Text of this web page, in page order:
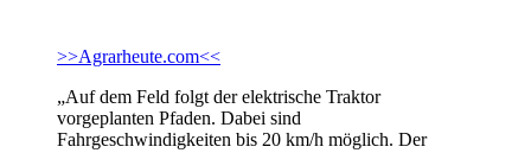
>>Agrarheute.com<<
„Auf dem Feld folgt der elektrische Traktor
vorgeplanten Pfaden. Dabei sind
Fahrgeschwindigkeiten bis 20 km/h möglich. Der